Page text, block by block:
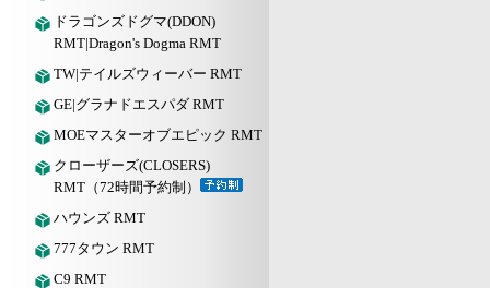
ドラゴンズドグマ(DDON)
RMT|Dragon's Dogma RMT
TW|テイルズウィーバー RMT
GE|グラナドエスパダ RMT
MOEマスターオブエピック RMT
クローザーズ(CLOSERS)
RMT（72時間予約制）
ハウンズ RMT
777タウン RMT
C9 RMT